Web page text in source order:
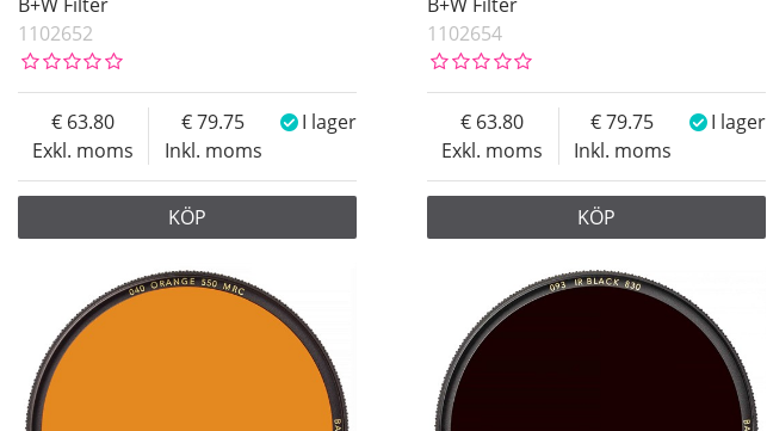
1102652
Exkl. moms
63.80
Inkl. moms
79.75 I lager
KÖP
1102654
Exkl. moms
63.80
Inkl. moms
79.75 I lager
KÖP